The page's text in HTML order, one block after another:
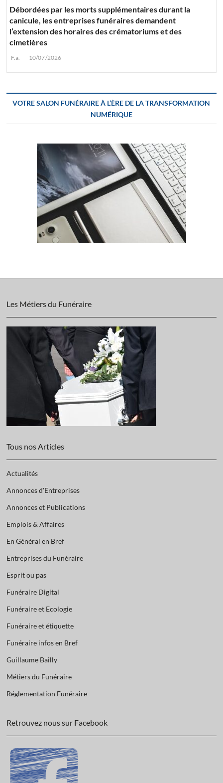
Débordées par les morts supplémentaires durant la
canicule, les entreprises funéraires demandent
l’extension des horaires des crématoriums et des
cimetières
F.a. 10/07/2026
VOTRE SALON FUNÉRAIRE À L’ÈRE DE LA TRANSFORMATION
NUMÉRIQUE
Les Métiers du Funéraire
Tous nos Articles
Actualités
Annonces d'Entreprises
Annonces et Publications
Emplois & Affaires
En Général en Bref
Entreprises du Funéraire
Esprit ou pas
Funéraire Digital
Funéraire et Ecologie
Funéraire et étiquette
Funéraire infos en Bref
Guillaume Bailly
Métiers du Funéraire
Réglementation Funéraire
Retrouvez nous sur Facebook